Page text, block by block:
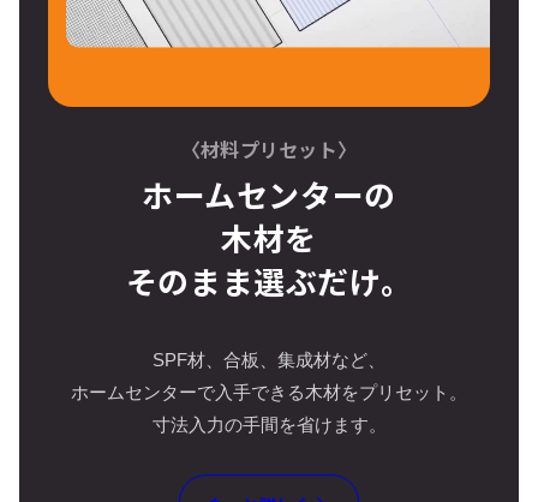
〈材料プリセット〉
ホームセンターの
木材を
そのまま選ぶだけ。
SPF材、合板、集成材など、
ホームセンターで入手できる木材をプリセット。
寸法入力の手間を省けます。